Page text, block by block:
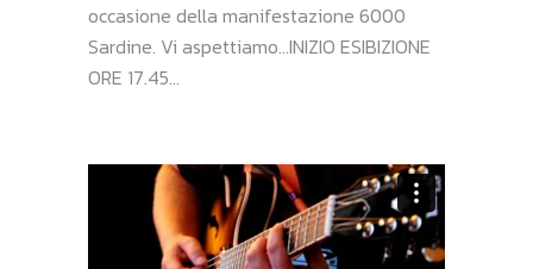
occasione della manifestazione 6000
Sardine. Vi aspettiamo…INIZIO ESIBIZIONE
ORE 17.45...